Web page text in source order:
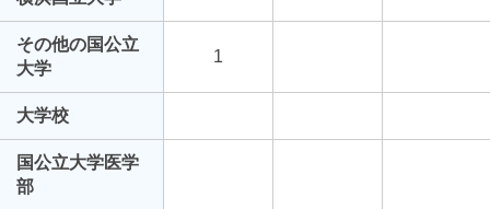
その他の国公立
大学
1
大学校
国公立大学医学
部